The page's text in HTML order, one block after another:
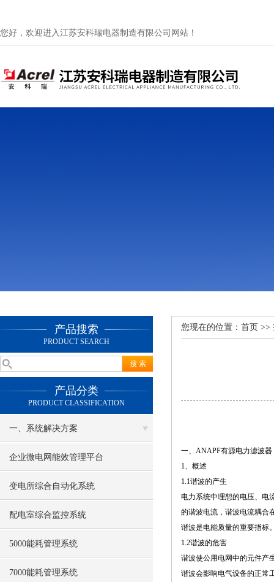
您好，欢迎进入江苏安科瑞电器制造有限公司网站！
产品搜索
PRODUCT SEARCH
产品分类
PRODUCT CLASSIFICATION
一、系统解决方案
企业微电网能效管理平台
变电所综合自动化系统
配电室综合监控系统
5000能耗管理系统
7000能耗管理系统
您现在的位置： 首页 >>
一、ANAPF有源电力滤波器
1、概述
1.1谐波的产生
电力系统中理想的电压、电
的谐波电流，谐波电流耦合
谐波是电能质量的重要指标
1.2谐波的危害
谐波使公用电网中的元件产
谐波会影响电气设备的正常